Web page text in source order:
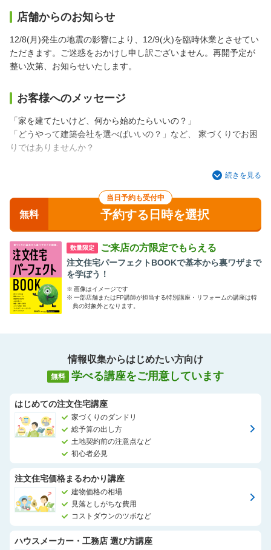
店舗からのお知らせ
12/8(月)発生の地震の影響により、12/9(火)を臨時休業とさせてい
ただきます。ご迷惑をおかけし申し訳ございません。再開予定が
整い次第、お知らせいたします。
お客様へのメッセージ
「家を建てたいけど、何から始めたらいいの？」
「どうやって建築会社を選べばいいの？」など、 家づくりでお困
りではありませんか？
私たちスーモカウンター注文住宅・イオンモール下田店では、家
のご紹介など、客観的な立場でお手伝いをしています。
後悔しない満足のいくお家づくりができるように、一緒に二人三
脚で、家づくりのお手伝いができればと思っています。
さらに、近隣エリアの地元工務店から大手ハウスメーカーまで あ
なたに合った建築会社を幅広くご紹介いたします。
ネットや雑誌には載っていない情報や実際にお家を建てられたお
客様の生のお声もたくさんお伝えできます。
ぜひみなさま、お気軽にお越しくださいませ。
続きを見る
当日予約も受付中
無料 予約する日時を選択
数量限定 ご来店の方限定でもらえる
注文住宅パーフェクトBOOKで基本から裏ワザまで
を学ぼう！
※ 画像はイメージです
※ 一部店舗またはFP講師が担当する特別講座・リフォームの講座は特
典の対象外となります。
情報収集からはじめたい方向け
無料 学べる講座をご用意しています
はじめての注文住宅講座
家づくりのダンドリ
総予算の出し方
土地契約前の注意点など
初心者必見
注文住宅価格まるわかり講座
建物価格の相場
見落としがちな費用
コストダウンのツボなど
ハウスメーカー・工務店 選び方講座